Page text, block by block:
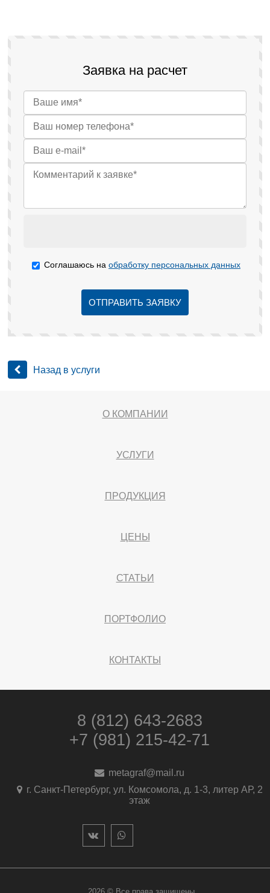
Заявка на расчет
Соглашаюсь на обработку персональных данных
ОТПРАВИТЬ ЗАЯВКУ
Назад в услуги
О КОМПАНИИ
УСЛУГИ
ПРОДУКЦИЯ
ЦЕНЫ
СТАТЬИ
ПОРТФОЛИО
КОНТАКТЫ
8 (812) 643-2683
+7 (981) 215-42-71
metagraf@mail.ru
г. Санкт-Петербург, ул. Комсомола, д. 1-3, литер АР, 2
этаж